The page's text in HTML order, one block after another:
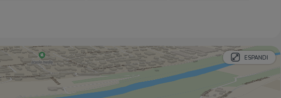
smart
Baretto
220 m
Bar
290 m
Orient Express
Crazy River
970 m
ESPANDI